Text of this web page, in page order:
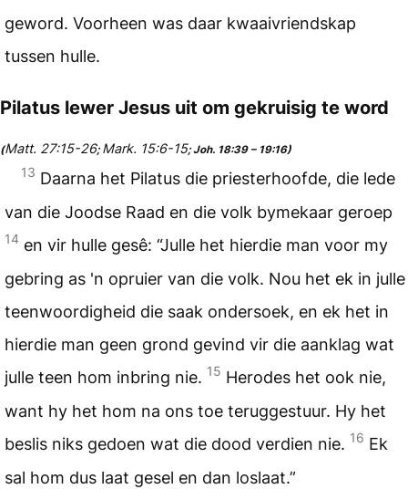
geword. Voorheen was daar kwaaivriendskap
tussen hulle.
Pilatus lewer Jesus uit om gekruisig te word
(Matt. 27:15-26;Mark. 15:6-15; Joh. 18:39 – 19:16)
13 Daarna het Pilatus die priesterhoofde, die lede
van die Joodse Raad en die volk bymekaar geroep
14 en vir hulle gesê: “Julle het hierdie man voor my
gebring as 'n opruier van die volk. Nou het ek in julle
teenwoordigheid die saak ondersoek, en ek het in
hierdie man geen grond gevind vir die aanklag wat
julle teen hom inbring nie. 15 Herodes het ook nie,
want hy het hom na ons toe teruggestuur. Hy het
beslis niks gedoen wat die dood verdien nie. 16 Ek
sal hom dus laat gesel en dan loslaat.”